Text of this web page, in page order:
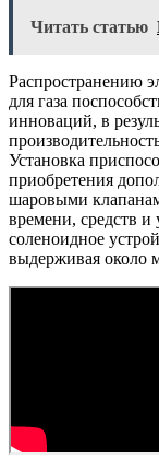
Читать статью
Распространению
для газа
инноваций, в
Установка
приобретения
шаровыми
времени, средств и
соленоидное
выдерживая около